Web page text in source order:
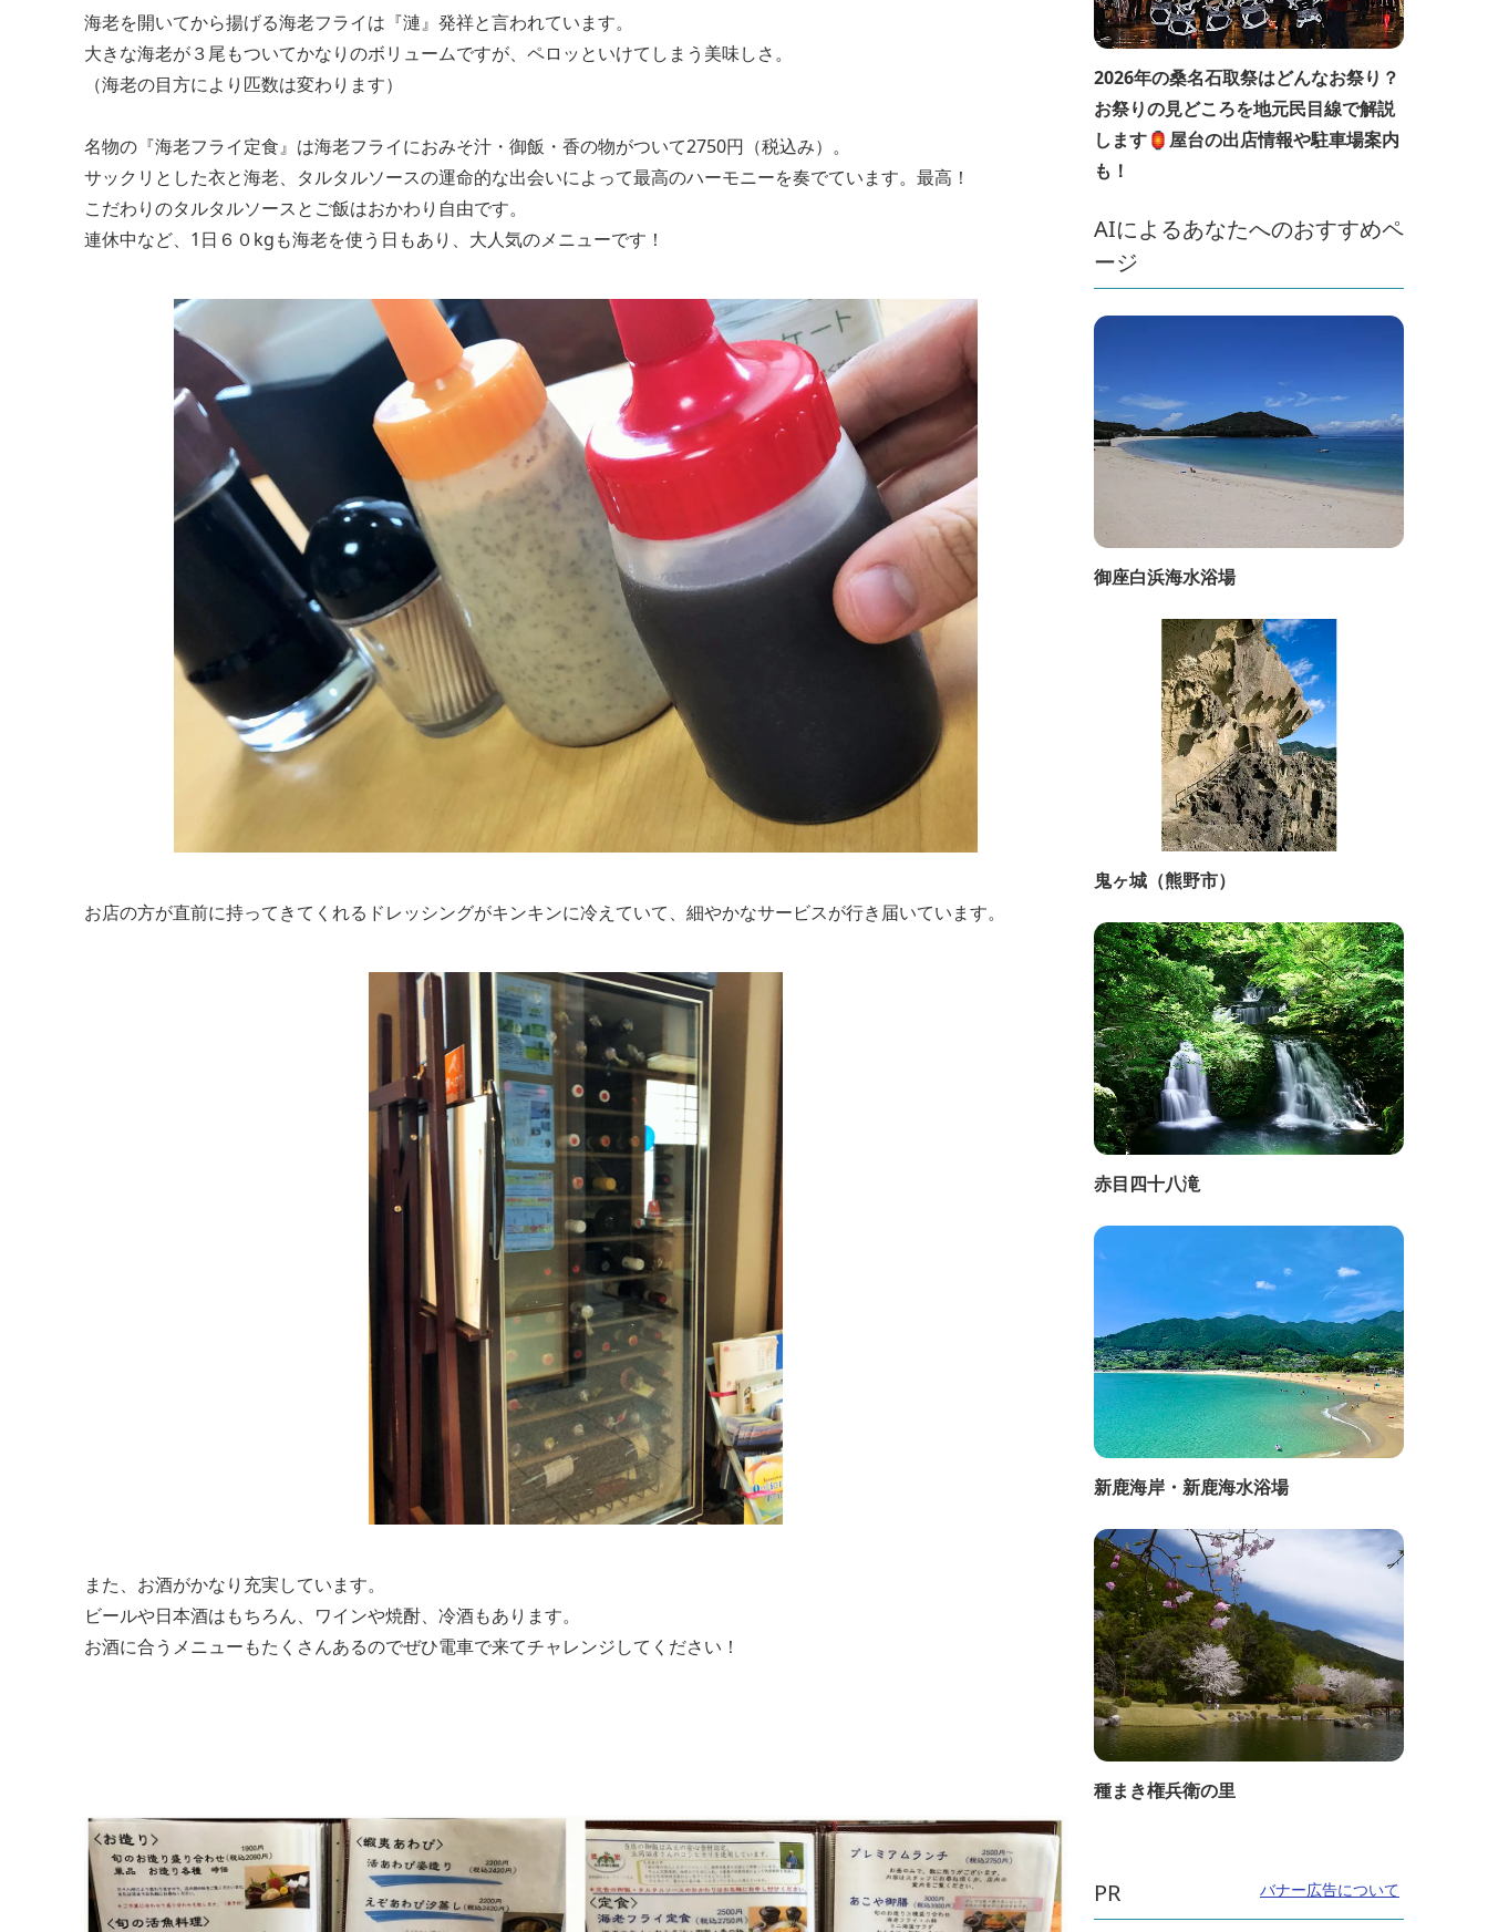
海老を開いてから揚げる海老フライは『漣』発祥と言われています。
大きな海老が３尾もついてかなりのボリュームですが、ペロッといけてしまう美味しさ。
（海老の目方により匹数は変わります）
名物の『海老フライ定食』は海老フライにおみそ汁・御飯・香の物がついて2750円（税込み）。
サックリとした衣と海老、タルタルソースの運命的な出会いによって最高のハーモニーを奏でています。最高！
こだわりのタルタルソースとご飯はおかわり自由です。
連休中など、1日６０kgも海老を使う日もあり、大人気のメニューです！
お店の方が直前に持ってきてくれるドレッシングがキンキンに冷えていて、細やかなサービスが行き届いています。
また、お酒がかなり充実しています。
ビールや日本酒はもちろん、ワインや焼酎、冷酒もあります。
お酒に合うメニューもたくさんあるのでぜひ電車で来てチャレンジしてください！
2026年の桑名石取祭はどんなお祭り？
お祭りの見どころを地元民目線で解説
します🏮屋台の出店情報や駐車場案内
も！
AIによるあなたへのおすすめペ
ージ
御座白浜海水浴場
鬼ヶ城（熊野市）
赤目四十八滝
新鹿海岸・新鹿海水浴場
種まき権兵衛の里
PR バナー広告について